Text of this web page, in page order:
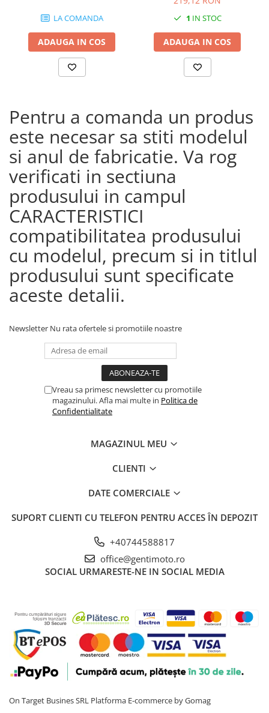
LA COMANDA
ADAUGA IN COS
Adventure Sports (24)
CRF1100L AFRICA TWIN (24)
CRF1100L Africa Twin (20 -
23)
1 IN STOC
ADAUGA IN COS
Pentru a comanda un produs
este necesar sa stiti modelul
si anul de fabricatie. Va rog
verificati in sectiuna
produsului in campul
CARACTERISTICI
compatibilitatea produsului
cu modelul, precum si in titlul
produsului sunt specificate
aceste detalii.
Newsletter Nu rata ofertele si promotiile noastre
Vreau sa primesc newsletter cu promotiile
magazinului. Afla mai multe in Politica de
Confidentialitate
MAGAZINUL MEU
CLIENTI
DATE COMERCIALE
SUPORT CLIENTI CU TELEFON PENTRU ACCES ÎN DEPOZIT
+40744588817
office@gentimoto.ro
SOCIAL URMARESTE-NE IN SOCIAL MEDIA
On Target Busines SRL Platforma E-commerce by Gomag